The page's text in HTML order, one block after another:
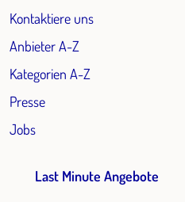
Kontaktiere uns
Anbieter A-Z
Kategorien A-Z
Presse
Jobs
Last Minute Angebote